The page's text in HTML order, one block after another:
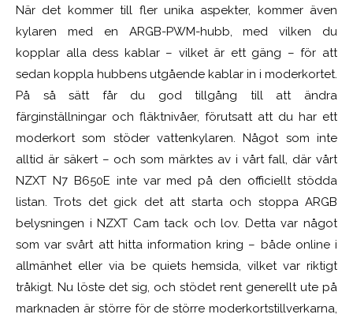
När det kommer till fler unika aspekter, kommer även
kylaren med en ARGB-PWM-hubb, med vilken du
kopplar alla dess kablar – vilket är ett gäng – för att
sedan koppla hubbens utgående kablar in i moderkortet.
På så sätt får du god tillgång till att ändra
färginställningar och fläktnivåer, förutsatt att du har ett
moderkort som stöder vattenkylaren. Något som inte
alltid är säkert – och som märktes av i vårt fall, där vårt
NZXT N7 B650E inte var med på den officiellt stödda
listan. Trots det gick det att starta och stoppa ARGB
belysningen i NZXT Cam tack och lov. Detta var något
som var svårt att hitta information kring – både online i
allmänhet eller via be quiets hemsida, vilket var riktigt
tråkigt. Nu löste det sig, och stödet rent generellt ute på
marknaden är större för de större moderkortstillverkarna,